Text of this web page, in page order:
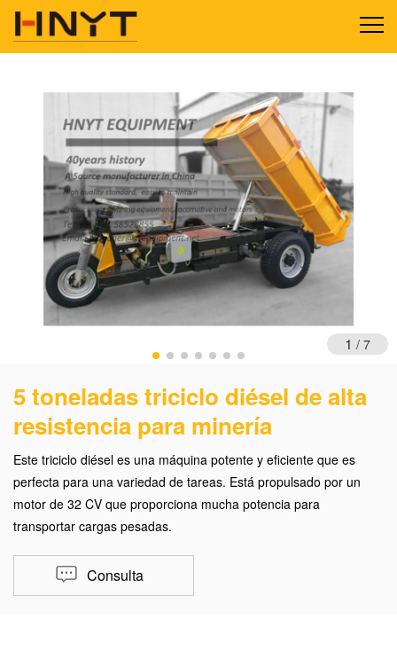
1 / 7
5 toneladas triciclo diésel de alta
resistencia para minería
Este triciclo diésel es una máquina potente y eficiente que es
perfecta para una variedad de tareas. Está propulsado por un
motor de 32 CV que proporciona mucha potencia para
transportar cargas pesadas.
Consulta